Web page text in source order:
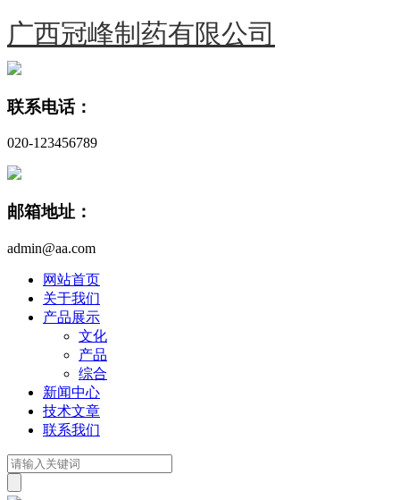
广西冠峰制药有限公司
联系电话：
020-123456789
邮箱地址：
admin@aa.com
网站首页
关于我们
产品展示
文化
产品
综合
新闻中心
技术文章
联系我们